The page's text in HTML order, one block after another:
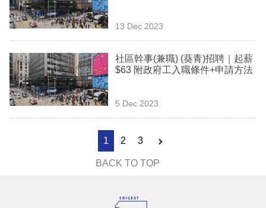
13 Dec 2023
社區幹事(兼職) (葵青)招聘｜起薪
$63 附政府工入職條件+申請方法
5 Dec 2023
1 2 3
BACK TO TOP